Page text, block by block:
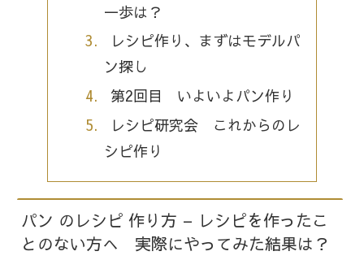
一歩は？
レシピ作り、まずはモデルパ
ン探し
第2回目 いよいよパン作り
レシピ研究会 これからのレ
シピ作り
パン のレシピ 作り方 – レシピを作ったこ
とのない方へ 実際にやってみた結果は？